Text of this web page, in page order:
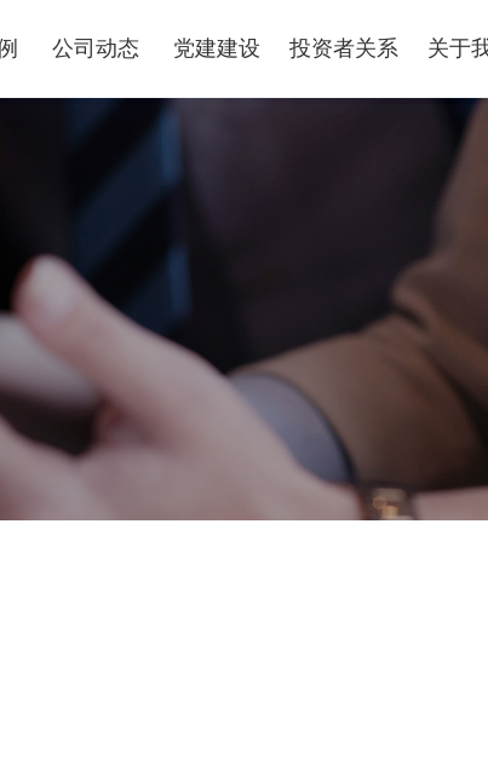
算力设备集成销售
公司动态 党建建设 投资者关系
互动交流
环境、社会与治
投资者教育
关于
公